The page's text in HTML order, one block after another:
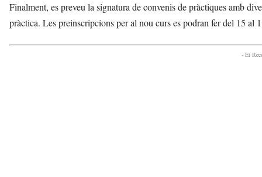
Finalment, es preveu la signatura de convenis de pràctiques amb
pràctica. Les preinscripcions per al nou curs es podran fer del 15 al
- Et